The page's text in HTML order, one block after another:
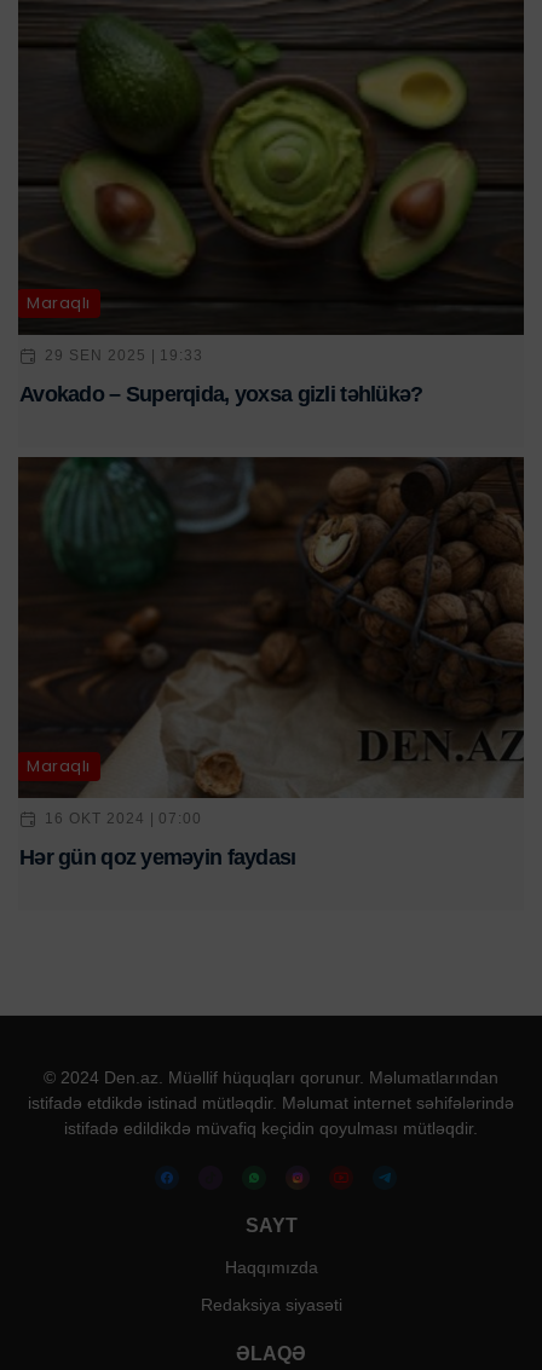
Maraqlı
29 SEN 2025 | 19:33
Avokado – Superqida, yoxsa gizli təhlükə?
Maraqlı
16 OKT 2024 | 07:00
Hər gün qoz yeməyin faydası
© 2024 Den.az. Müəllif hüquqları qorunur. Məlumatlarından
istifadə etdikdə istinad mütləqdir. Məlumat internet səhifələrində
istifadə edildikdə müvafiq keçidin qoyulması mütləqdir.
SAYT
Haqqımızda
Redaksiya siyasəti
ƏLAQƏ